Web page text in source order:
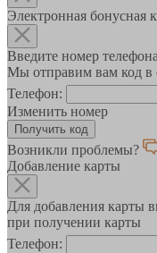
Электронная бонусная
Введите номер телефона
Мы отправим вам код в
Телефон:
Изменить номер
Возникли проблемы?
Добавление карты
Для добавления карты
при получении карты
Телефон: